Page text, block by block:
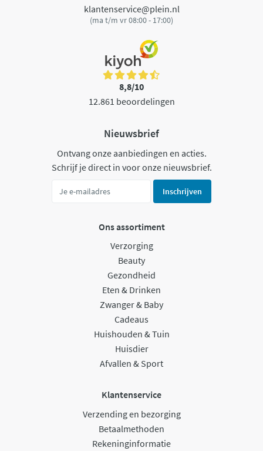
klantenservice@plein.nl
(ma t/m vr 08:00 - 17:00)
8,8/10
12.861 beoordelingen
Nieuwsbrief
Ontvang onze aanbiedingen en acties.
Schrijf je direct in voor onze nieuwsbrief.
Inschrijven
Ons assortiment
Verzorging
Beauty
Gezondheid
Eten & Drinken
Zwanger & Baby
Cadeaus
Huishouden & Tuin
Huisdier
Afvallen & Sport
Klantenservice
Verzending en bezorging
Betaalmethoden
Rekeninginformatie